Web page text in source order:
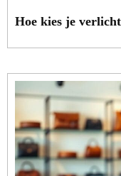
Hoe kies je